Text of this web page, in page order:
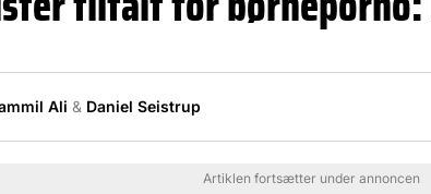
Ali & Daniel Seistrup
Artiklen fortsætter under annoncen